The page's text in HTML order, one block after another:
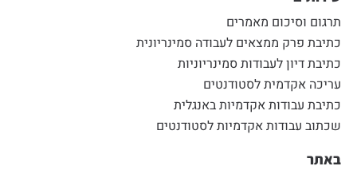
תרגום וסיכום מאמרים
כתיבת פרק ממצאים לעבודה סמינריונית
כתיבת דיון לעבודות סמינריוניות
עריכה אקדמית לסטודנטים
כתיבת עבודות אקדמיות באנגלית
שכתוב עבודות אקדמיות לסטודנטים
באתר